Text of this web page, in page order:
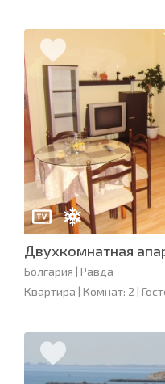
Двухкомнатная
Болгария | Равда
Квартира | Комнат: 2 |